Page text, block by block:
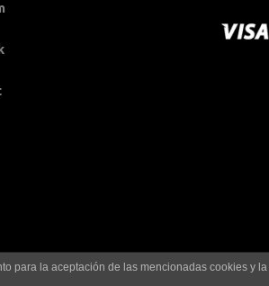
para la aceptación de las mencionadas cookies y